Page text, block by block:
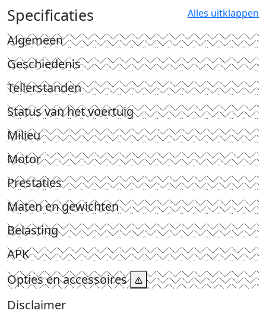
Specificaties Alles uitklappen
Algemeen
Geschiedenis
Tellerstanden
Status van het voertuig
Milieu
Motor
Prestaties
Maten en gewichten
Belasting
APK
Opties en accessoires
Disclaimer